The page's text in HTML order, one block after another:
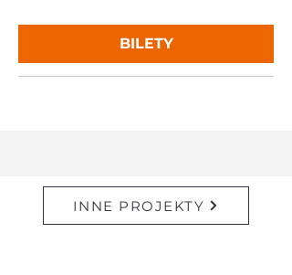
BILETY
INNE PROJEKTY